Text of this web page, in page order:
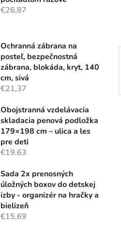
€26,87
Ochranná zábrana na
posteľ, bezpečnostná
zábrana, blokáda, kryt, 140
cm, sivá
€21,37
Obojstranná vzdelávacia
skladacia penová podložka
179×198 cm – ulica a les
pre deti
€19,63
Sada 2x prenosných
úložných boxov do detskej
izby - organizér na hračky a
bielizeň
€15,69